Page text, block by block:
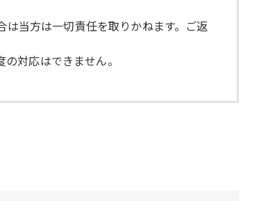
当方は一切責任を取りかねます。ご返
対応はできません。